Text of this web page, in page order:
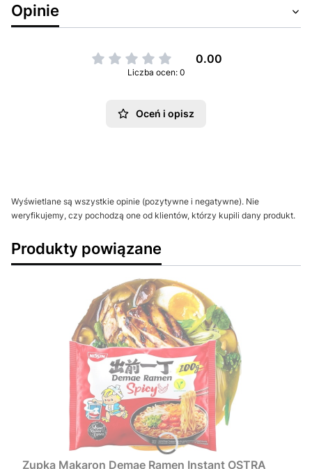
Opinie
0.00
Liczba ocen: 0
Oceń i opisz
Wyświetlane są wszystkie opinie (pozytywne i negatywne). Nie
weryfikujemy, czy pochodzą one od klientów, którzy kupili dany produkt.
Produkty powiązane
Zupka Makaron Demae Ramen Instant OSTRA